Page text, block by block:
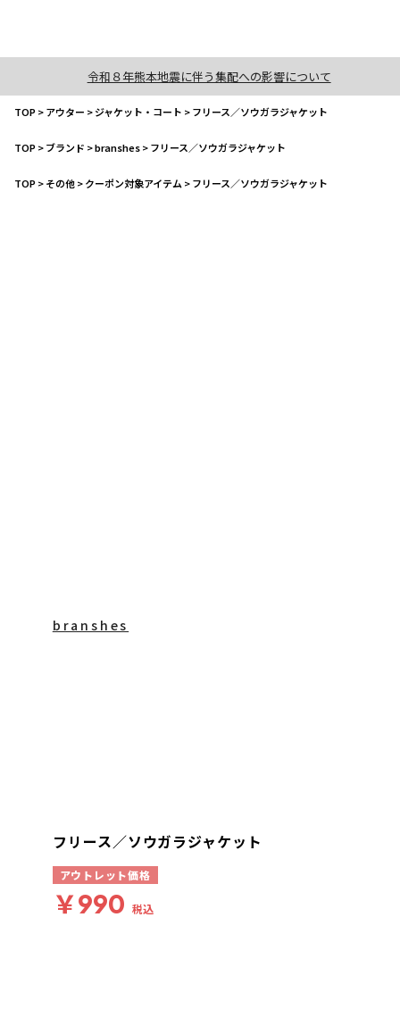
令和８年熊本地震に伴う集配への影響について
TOP>アウター >ジャケット・コート >フリース／ソウガラジャケット
TOP>ブランド >branshes>フリース／ソウガラジャケット
TOP>その他>クーポン対象アイテム >フリース／ソウガラジャケット
branshes
フリース／ソウガラジャケット
アウトレット価格
￥990 税込